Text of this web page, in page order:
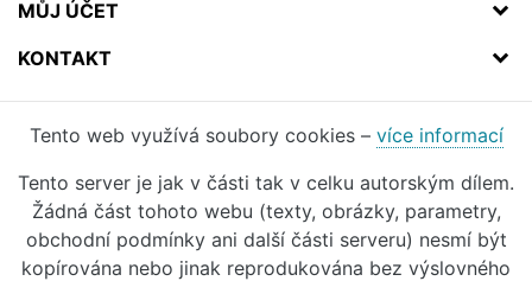
MŮJ ÚČET
KONTAKT
Tento web využívá soubory cookies – více informací
Tento server je jak v části tak v celku autorským dílem.
Žádná část tohoto webu (texty, obrázky, parametry,
obchodní podmínky ani další části serveru) nesmí být
kopírována nebo jinak reprodukována bez výslovného